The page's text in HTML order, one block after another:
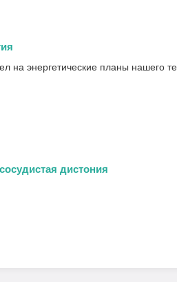
на энергетические планы нашего
дистония